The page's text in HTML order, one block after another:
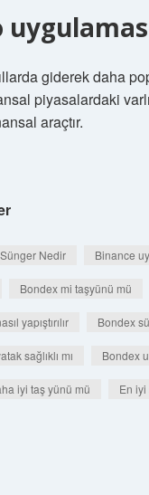
giderek daha
piyasalardaki
araçtır.
Nedir Binance
Bondex mi taşyünü mü
yapıştırılır Bondex
sağlıklı mı Bondex
iyi taş yünü mü En iyi